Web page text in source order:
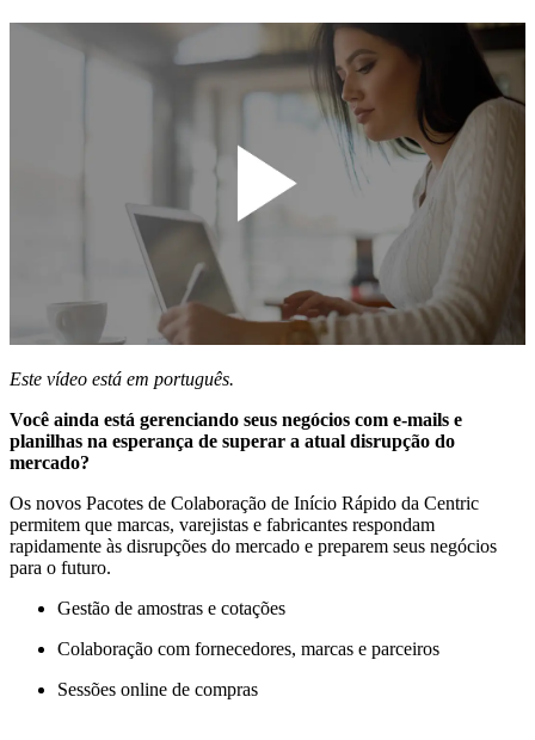
Este vídeo está em português.
Você ainda está gerenciando seus negócios com e-mails e
planilhas na esperança de superar a atual disrupção do
mercado?
Os novos Pacotes de Colaboração de Início Rápido da Centric
permitem que marcas, varejistas e fabricantes respondam
rapidamente às disrupções do mercado e preparem seus negócios
para o futuro.
Gestão de amostras e cotações
Colaboração com fornecedores, marcas e parceiros
Sessões online de compras